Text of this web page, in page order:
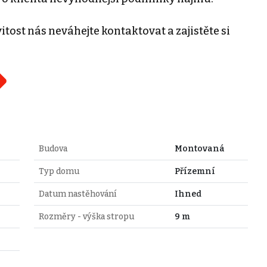
nás neváhejte kontaktovat a zajistěte si
Budova Montovaná
Typ domu Přízemní
Datum nastěhování Ihned
Rozměry - výška stropu 9 m